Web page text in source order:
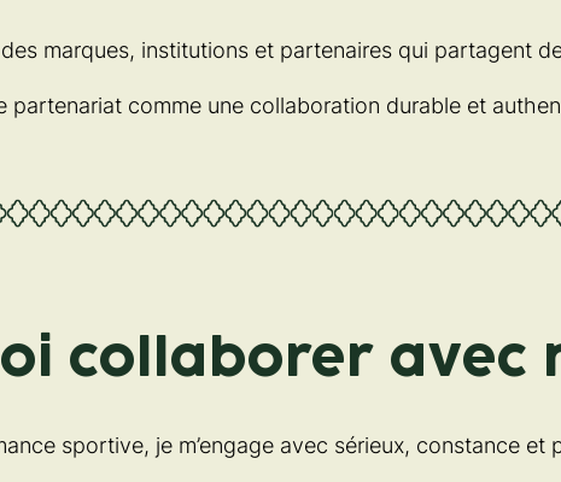
marques, institutions et partenaires qui partagent
partenariat comme une collaboration durable et
collaborer avec
sportive, je m’engage avec sérieux, constance et